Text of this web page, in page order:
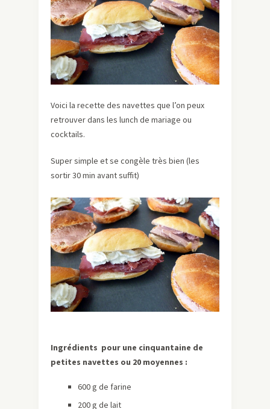
Voici la recette des navettes que l’on peux
retrouver dans les lunch de mariage ou
cocktails.
Super simple et se congèle très bien (les
sortir 30 min avant suffit)
Ingrédients pour une cinquantaine de
petites navettes ou 20 moyennes :
600 g de farine
200 g de lait